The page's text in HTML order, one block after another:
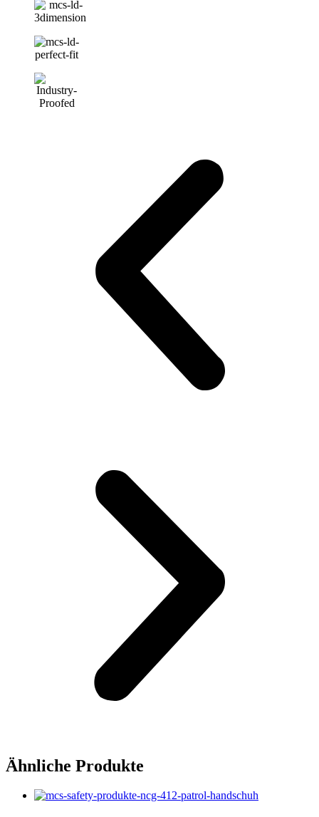
Ähnliche Produkte